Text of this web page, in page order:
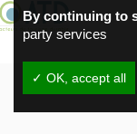
By continuing to
party services
✓ OK, accept all